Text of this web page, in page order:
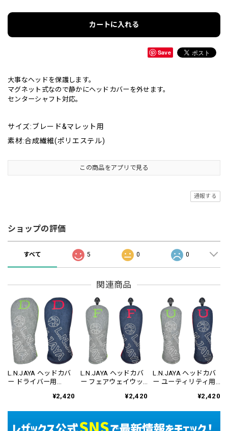
カートに入れる
Save
大事なヘッドを保護します。
マグネット式なので静かにヘッドカバーを外せます。
センターシャフト対応。
サイズ:ブレード&マレット用
素材:合成繊維(ポリエステル)
この商品をアプリで見る
通報する
ショップの評価
すべて 5 0 0
関連商品
L.N.JAYA ヘッドカバ
ー ドライバー用
¥2,420
L.N.JAYA ヘッドカバ
ー フェアウェイウッ
¥2,420
L.N.JAYA ヘッドカバ
ー ユーティリティ用
¥2,420